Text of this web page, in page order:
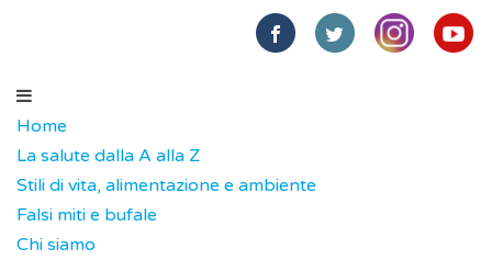
Home
La salute dalla A alla Z
Stili di vita, alimentazione e ambiente
Falsi miti e bufale
Chi siamo